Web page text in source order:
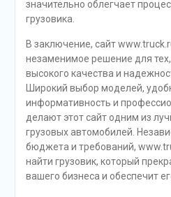
значительно облегчает
грузовика.
В заключение, сайт
незаменимое решение для
высокого качества и
Широкий выбор моделей,
информативность и
делают этот сайт одним из
грузовых автомобилей.
бюджета и требований,
найти грузовик, который
вашего бизнеса и обеспечит